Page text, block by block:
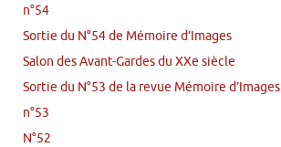
n°54
Sortie du N°54 de Mémoire d’Images
Salon des Avant-Gardes du XXe siècle
Sortie du N°53 de la revue Mémoire d’Images
n°53
N°52